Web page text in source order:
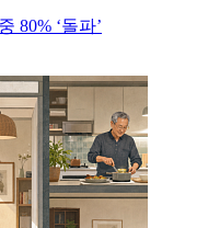
80% ‘돌파’